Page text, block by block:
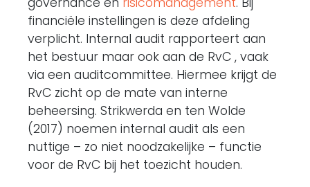
financiële instellingen is deze afdeling
verplicht. Internal audit rapporteert aan
het bestuur maar ook aan de RvC , vaak
via een auditcommittee. Hiermee krijgt de
RvC zicht op de mate van interne
beheersing. Strikwerda en ten Wolde
(2017) noemen internal audit als een
nuttige – zo niet noodzakelijke – functie
voor de RvC bij het toezicht houden.